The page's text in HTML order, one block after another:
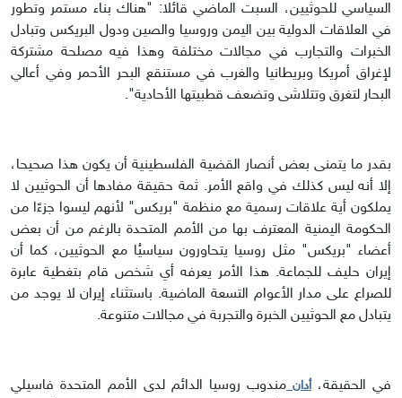
السياسي للحوثيين، السبت الماضي قائلا: "هناك بناء مستمر وتطور
في العلاقات الدولية بين اليمن وروسيا والصين ودول البريكس وتبادل
الخبرات والتجارب في مجالات مختلفة وهذا فيه مصلحة مشتركة
لإغراق أمريكا وبريطانيا والغرب في مستنقع البحر الأحمر وفي أعالي
البحار لتغرق وتتلاشى وتضعف قطبيتها الأحادية".
بقدر ما يتمنى بعض أنصار القضية الفلسطينية أن يكون هذا صحيحا،
إلا أنه ليس كذلك في واقع الأمر. ثمة حقيقة مفادها أن الحوثيين لا
يملكون أية علاقات رسمية مع منظمة "بريكس" لأنهم ليسوا جزءًا من
الحكومة اليمنية المعترف بها من الأمم المتحدة بالرغم من أن بعض
أعضاء "بريكس" مثل روسيا يتحاورون سياسيُا مع الحوثيين، كما أن
إيران حليف للجماعة. هذا الأمر يعرفه أي شخص قام بتغطية عابرة
للصراع على مدار الأعوام التسعة الماضية. باستثناء إيران لا يوجد من
يتبادل مع الحوثيين الخبرة والتجربة في مجالات متنوعة.
في الحقيقة،أدان مندوب روسيا الدائم لدى الأمم المتحدة فاسيلي